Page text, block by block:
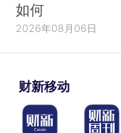
如何
2026年08月06日
财新移动